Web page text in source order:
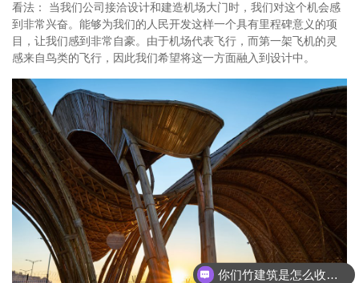
看法： 当我们公司接洽设计和建造机场大门时，我们对这个机会感
到非常兴奋。能够为我们的人民开发这样一个具有里程碑意义的项
目，让我们感到非常自豪。由于机场代表飞行，而第一架飞机的灵
感来自鸟类的飞行，因此我们希望将这一方面融入到设计中。
你们竹建筑是怎么收费的呢